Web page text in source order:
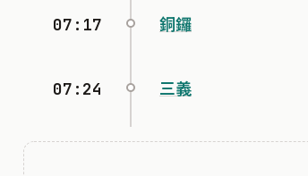
07:17 銅鑼
07:24 三義